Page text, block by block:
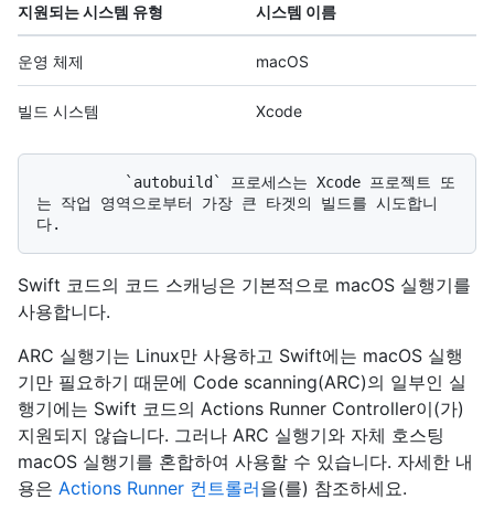
지원되는 시스템 유형 시스템 이름
운영 체제 macOS
빌드 시스템 Xcode
는 작업 영역으로부터 가장 큰 타겟의 빌드를 시도합니
Swift 코드의 코드 스캐닝은 기본적으로 macOS 실행기를
사용합니다.
ARC 실행기는 Linux만 사용하고 Swift에는 macOS 실행
기만 필요하기 때문에 Code scanning(ARC)의 일부인 실
행기에는 Swift 코드의 Actions Runner Controller이(가)
지원되지 않습니다. 그러나 ARC 실행기와 자체 호스팅
macOS 실행기를 혼합하여 사용할 수 있습니다. 자세한 내
용은 Actions Runner 컨트롤러을(를) 참조하세요.